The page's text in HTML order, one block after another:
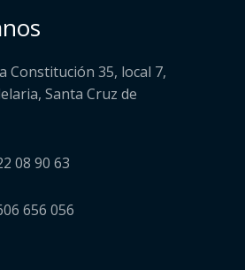
Constitución 35, local 7,
Santa Cruz de
08 90 63
656 056